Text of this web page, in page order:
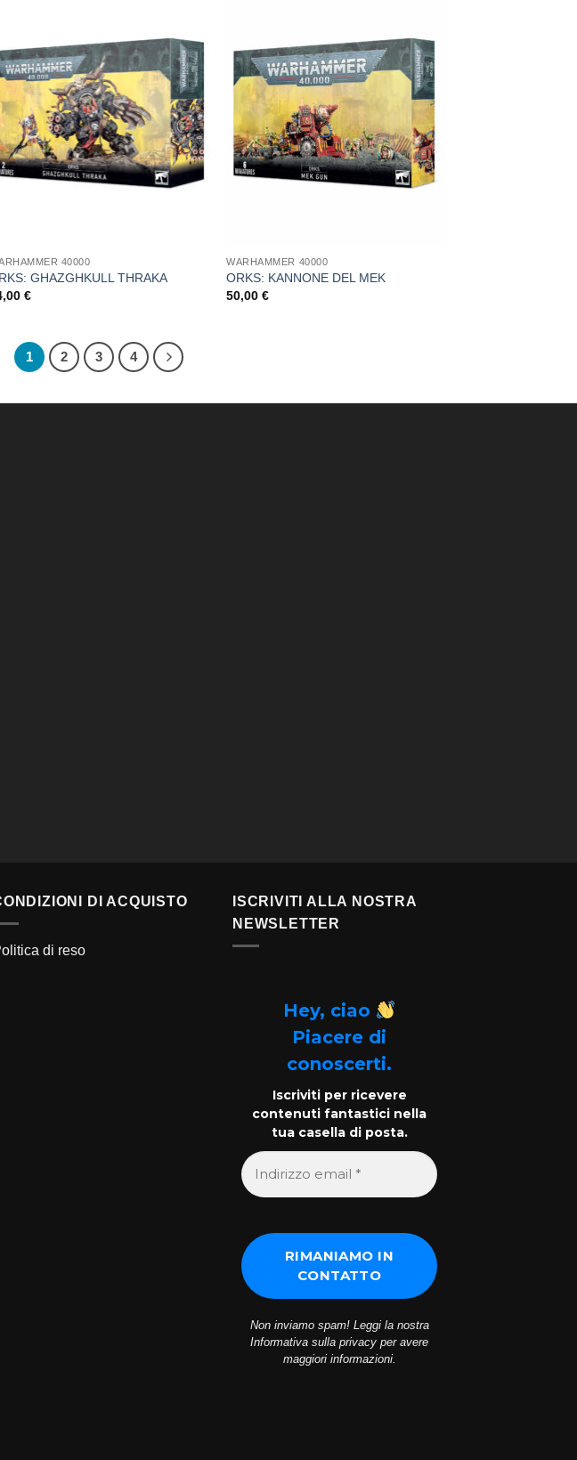
alla lista
dei
desideri
40000
GHAZGHKULL THRAKA
€
alla lista
dei
desideri
WARHAMMER 40000
ORKS: KANNONE DEL MEK
50,00€
1 2 3 4
DI ACQUISTO
di reso
ISCRIVITI ALLA NOSTRA
NEWSLETTER
Hey, ciao
Piacere di
conoscerti.
Iscriviti per ricevere
contenuti fantastici nella
tua casella di posta.
Non inviamo spam! Leggi la nostra
Informativa sulla privacy per avere
maggiori informazioni.